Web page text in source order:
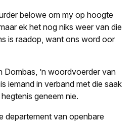
belowe om my op hoogte
ek het nog niks weer van die
is raadop, want ons word oor
Dombas, ’n woordvoerder van
iemand in verband met die saak
geneem nie.
departement van openbare